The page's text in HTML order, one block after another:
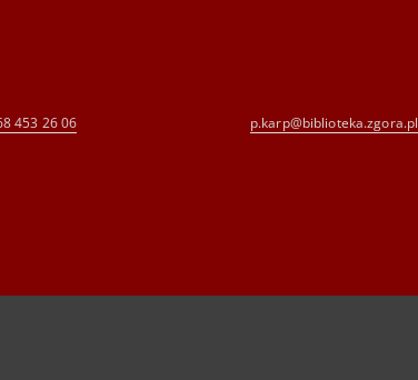
453 26 06 p.karp@biblioteka.zgora.pl